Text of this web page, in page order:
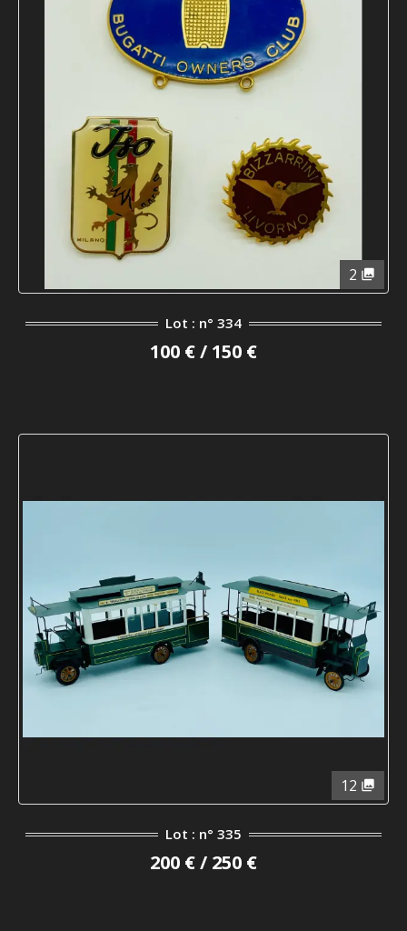
2
Lot : n° 334
100 € / 150 €
12
Lot : n° 335
200 € / 250 €